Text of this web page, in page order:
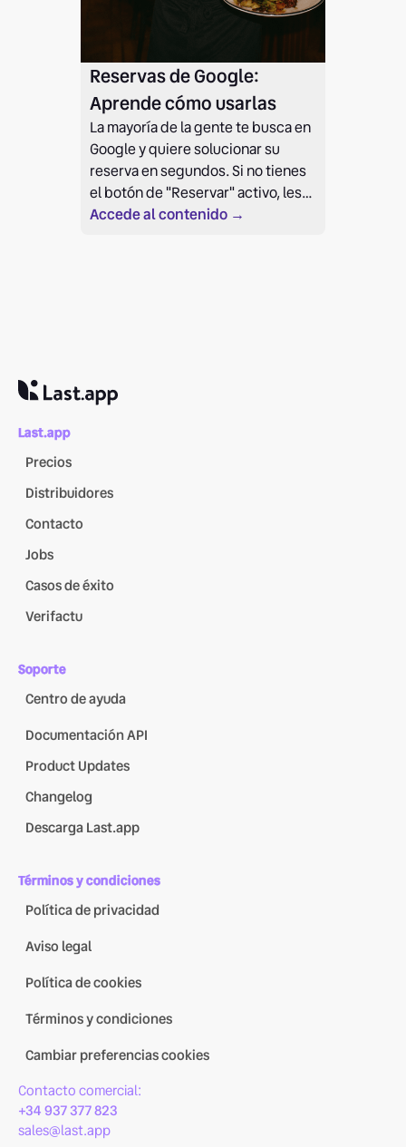
Reservas de Google:
Aprende cómo usarlas
La mayoría de la gente te busca en
Google y quiere solucionar su
reserva en segundos. Si no tienes
el botón de "Reservar" activo, les
estás obligando a llamarte (y ya
Accede al contenido →
Last.app
Precios
Distribuidores
Contacto
Jobs
Casos de éxito
Verifactu
Soporte
Centro de ayuda
Documentación API
Product Updates
Changelog
Descarga Last.app
Términos y condiciones
Política de privacidad
Aviso legal
Política de cookies
Términos y condiciones
Cambiar preferencias cookies
Contacto comercial:
+34 937 377 823
sales@last.app